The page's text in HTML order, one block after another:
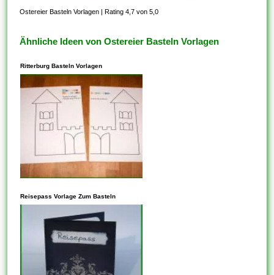
Ostereier Basteln Vorlagen Rating 4,7 von 5,0
Ähnliche Ideen von Ostereier Basteln Vorlagen
Ritterburg Basteln Vorlagen
dieses Ihnen frei, Vorlagen zu
kopieren, die auf der
freigegebenen CC-BY-SA-
Lizenz basieren. Vergewissern
Sie sich aber, dass die
Community, aus der Diese
Reisepass Vorlage Zum Basteln